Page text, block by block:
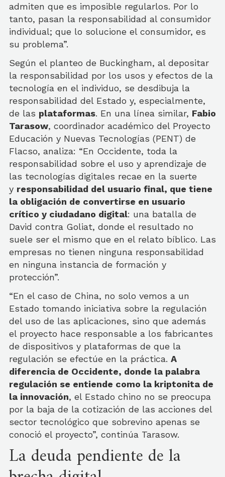
admiten que es imposible regularlos. Por lo
tanto, pasan la responsabilidad al consumidor
individual; que lo solucione el consumidor, es
su problema”.
Según el planteo de Buckingham, al depositar
la responsabilidad por los usos y efectos de la
tecnología en el individuo, se desdibuja la
responsabilidad del Estado y, especialmente,
de las plataformas. En una línea similar, Fabio
Tarasow, coordinador académico del Proyecto
Educación y Nuevas Tecnologías (PENT) de
Flacso, analiza: “En Occidente, toda la
responsabilidad sobre el uso y aprendizaje de
las tecnologías digitales recae en la suerte
y responsabilidad del usuario final, que tiene
la obligación de convertirse en usuario
crítico y ciudadano digital: una batalla de
David contra Goliat, donde el resultado no
suele ser el mismo que en el relato bíblico. Las
empresas no tienen ninguna responsabilidad
en ninguna instancia de formación y
protección”.
“En el caso de China, no solo vemos a un
Estado tomando iniciativa sobre la regulación
del uso de las aplicaciones, sino que además
el proyecto hace responsable a los fabricantes
de dispositivos y plataformas de que la
regulación se efectúe en la práctica. A
diferencia de Occidente, donde la palabra
regulación se entiende como la kriptonita de
la innovación, el Estado chino no se preocupa
por la baja de la cotización de las acciones del
sector tecnológico que sobrevino apenas se
conoció el proyecto”, continúa Tarasow.
La deuda pendiente de la